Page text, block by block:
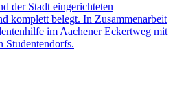
der Stadt eingerichteten
komplett belegt. In Zusammenarbeit
im Aachener Eckertweg mit
Studentendorfs.